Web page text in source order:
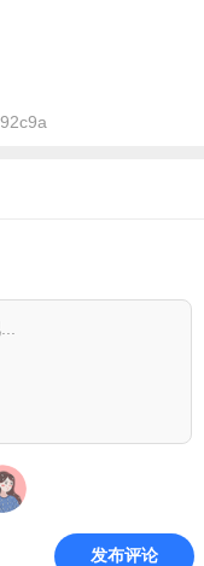
;
给你真实的体验;
化，百人同场竞技，
胜利！
发布评论